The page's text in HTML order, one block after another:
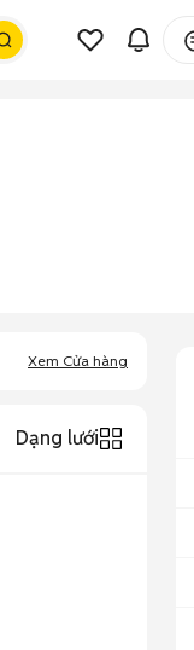
Xem Cửa hàng
Dạng lưới